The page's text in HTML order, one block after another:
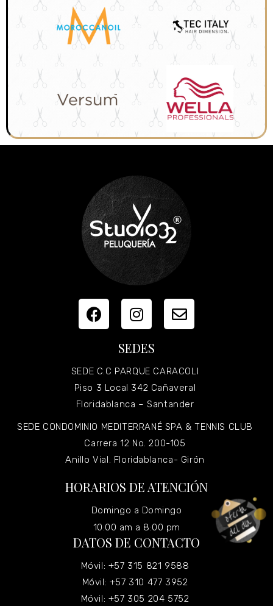
SEDES
SEDE C.C PARQUE CARACOLI
Piso 3 Local 342 Cañaveral
Floridablanca – Santander
SEDE CONDOMINIO MEDITERRANÉ SPA & TENNIS CLUB
Carrera 12 No. 200-105
Anillo Vial. Floridablanca- Girón
HORARIOS DE ATENCIÓN
Domingo a Domingo
10:00 am a 8:00 pm
DATOS DE CONTACTO
Móvil: +57 315 821 9588
Móvil: +57 310 477 3952
Móvil: +57 305 204 5752